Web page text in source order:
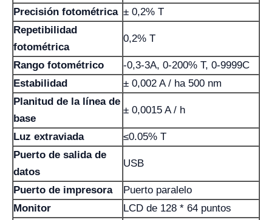
Precisión fotométrica ± 0,2% T
Repetibilidad
fotométrica
0,2% T
Rango fotométrico
-0,3-3A, 0-200% T, 0-9999C
Estabilidad
± 0,002 A / ha 500 nm
Planitud de la línea de
base
± 0,0015 A / h
Luz extraviada
≤0.05% T
Puerto de salida de
datos
USB
Puerto de impresora
Puerto paralelo
Monitor
LCD de 128 * 64 puntos